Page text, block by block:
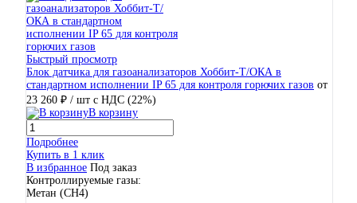
Быстрый просмотр
Блок датчика для газоанализаторов Хоббит-Т/ОКА в
стандартном исполнении IP 65 для контроля горючих газов от
23 260 ₽ / шт с НДС (22%)
В корзину
Подробнее
Купить в 1 клик
В избранное Под заказ
Контроллируемые газы:
Метан (CH4)